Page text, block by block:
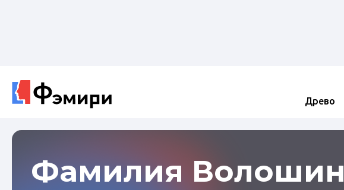
Древо
Фамилия Волошин